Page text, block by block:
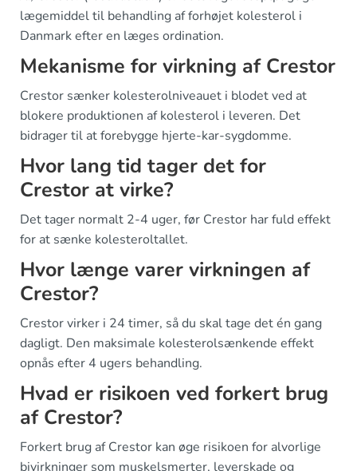
lægemiddel til behandling af forhøjet kolesterol i
Danmark efter en læges ordination.
Mekanisme for virkning af Crestor
Crestor sænker kolesterolniveauet i blodet ved at
blokere produktionen af kolesterol i leveren. Det
bidrager til at forebygge hjerte-kar-sygdomme.
Hvor lang tid tager det for
Crestor at virke?
Det tager normalt 2-4 uger, før Crestor har fuld effekt
for at sænke kolesteroltallet.
Hvor længe varer virkningen af
Crestor?
Crestor virker i 24 timer, så du skal tage det én gang
dagligt. Den maksimale kolesterolsænkende effekt
opnås efter 4 ugers behandling.
Hvad er risikoen ved forkert brug
af Crestor?
Forkert brug af Crestor kan øge risikoen for alvorlige
bivirkninger som muskelsmerter, leverskade og